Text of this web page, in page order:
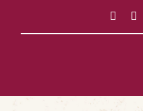
springen